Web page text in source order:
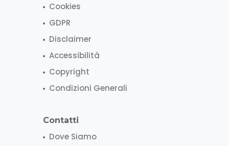
Cookies
GDPR
Disclaimer
Accessibilità
Copyright
Condizioni Generali
Contatti
Dove Siamo